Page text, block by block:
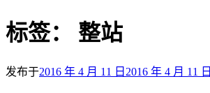
标签： 整站
发布于2016 年 4 月 11 日 2016 年 4 月 11 日